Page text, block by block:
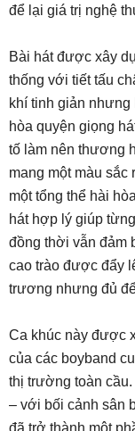
để lại giá trị nghệ
Bài hát được xây
thống với tiết tấu
khí tinh giản
hòa quyện giọng
tố làm nên thương
mang một màu
một tổng thể hài
hát hợp lý giúp
đồng thời vẫn đảm
cao trào được đẩy
trương nhưng đủ
Ca khúc này được
của các boyband
thị trường toàn
– với bối cảnh sân
đã trở thành một